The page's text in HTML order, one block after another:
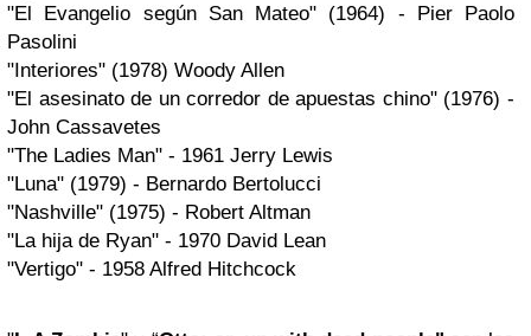
"El Evangelio según San Mateo" (1964) - Pier Paolo
Pasolini
"Interiores" (1978) Woody Allen
"El asesinato de un corredor de apuestas chino" (1976) -
John Cassavetes
"The Ladies Man" - 1961 Jerry Lewis
"Luna" (1979) - Bernardo Bertolucci
"Nashville" (1975) - Robert Altman
"La hija de Ryan" - 1970 David Lean
"Vertigo" - 1958 Alfred Hitchcock